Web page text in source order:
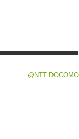
@NTT DOCOMO